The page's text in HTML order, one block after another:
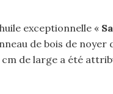
exceptionnelle «
de bois de noyer
cm de large a été